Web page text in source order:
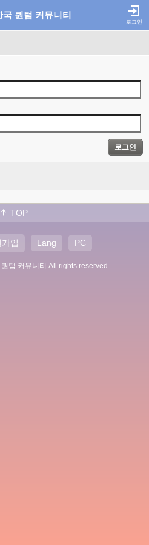
퀀텀 커뮤니티
로그인
로그인
TOP
입 Lang PC
텀 커뮤니티 All rights reserved.